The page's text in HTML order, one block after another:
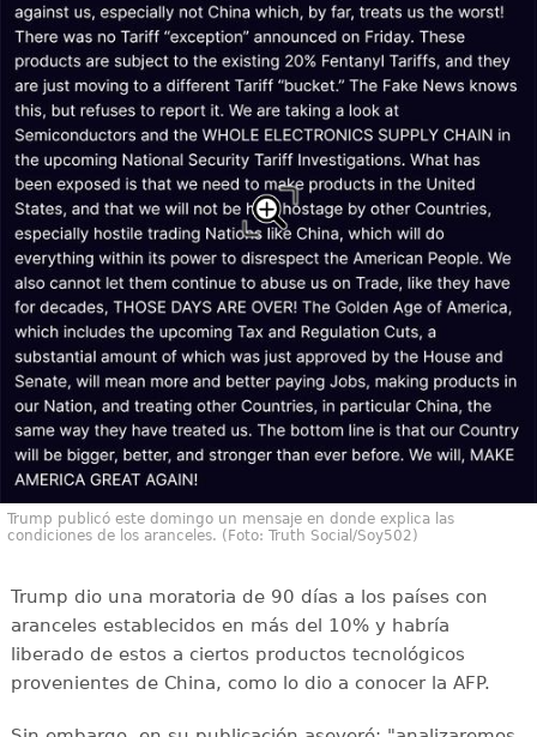
Trump publicó este domingo un mensaje en donde explica las
condiciones de los aranceles. (Foto: Truth Social/Soy502)
Trump dio una moratoria de 90 días a los países con
aranceles establecidos en más del 10% y habría
liberado de estos a ciertos productos tecnológicos
provenientes de China, como lo dio a conocer la AFP.